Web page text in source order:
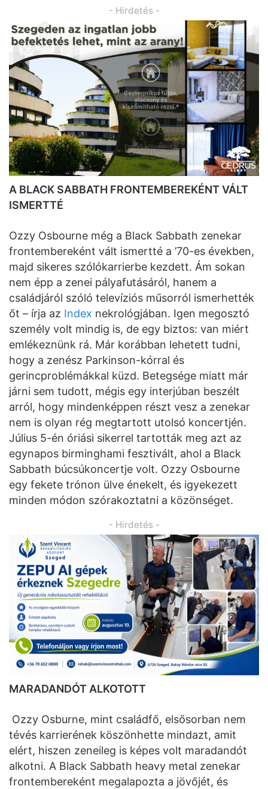
- Hirdetés -
A BLACK SABBATH FRONTEMBEREKÉNT VÁLT
ISMERTTÉ
Ozzy Osbourne még a Black Sabbath zenekar
frontembereként vált ismertté a ’70-es években,
majd sikeres szólókarrierbe kezdett. Ám sokan
nem épp a zenei pályafutásáról, hanem a
családjáról szóló televíziós műsorról ismerhették
őt – írja az Index nekrológjában. Igen megosztó
személy volt mindig is, de egy biztos: van miért
emlékeznünk rá. Már korábban lehetett tudni,
hogy a zenész Parkinson-kórral és
gerincproblémákkal küzd. Betegsége miatt már
járni sem tudott, mégis egy interjúban beszélt
arról, hogy mindenképpen részt vesz a zenekar
nem is olyan rég megtartott utolsó koncertjén.
Július 5-én óriási sikerrel tartották meg azt az
egynapos birminghami fesztivált, ahol a Black
Sabbath búcsúkoncertje volt. Ozzy Osbourne
egy fekete trónon ülve énekelt, és igyekezett
minden módon szórakoztatni a közönséget.
- Hirdetés -
MARADANDÓT ALKOTOTT
Ozzy Osburne, mint családfő, elsősorban nem
tévés karrierének köszönhette mindazt, amit
elért, hiszen zeneileg is képes volt maradandót
alkotni. A Black Sabbath heavy metal zenekar
frontembereként megalapozta a jövőjét, és